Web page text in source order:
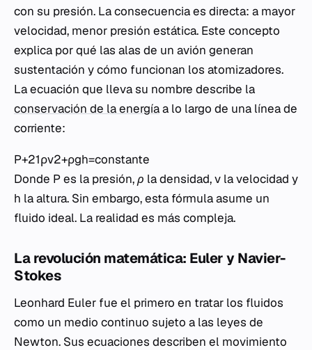
con su presión. La consecuencia es directa: a mayor
velocidad, menor presión estática. Este concepto
explica por qué las alas de un avión generan
sustentación y cómo funcionan los atomizadores.
La ecuación que lleva su nombre describe la
conservación de la energíaa lo largo de una línea de
corriente:
P+21​ρv2+ρgh=constante
Donde Pes la presión,ρ la densidad,v la velocidad y
h la altura. Sin embargo, esta fórmula asume un
fluido ideal. La realidad es más compleja.
La revolución matemática: Euler y Navier-
Stokes
Leonhard Euler fue el primero en tratar los fluidos
como un medio continuo sujeto a las leyes de
Newton. Sus ecuaciones describen el movimiento